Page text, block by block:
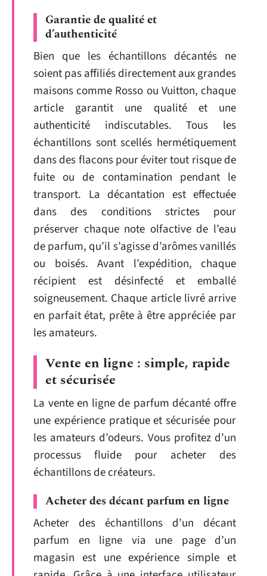
Garantie de qualité et
d’authenticité
Bien que les échantillons décantés ne
soient pas affiliés directement aux grandes
maisons comme Rosso ou Vuitton, chaque
article garantit une qualité et une
authenticité indiscutables. Tous les
échantillons sont scellés hermétiquement
dans des flacons pour éviter tout risque de
fuite ou de contamination pendant le
transport. La décantation est effectuée
dans des conditions strictes pour
préserver chaque note olfactive de l’eau
de parfum, qu’il s’agisse d’arômes vanillés
ou boisés. Avant l’expédition, chaque
récipient est désinfecté et emballé
soigneusement. Chaque article livré arrive
en parfait état, prête à être appréciée par
les amateurs.
Vente en ligne : simple, rapide
et sécurisée
La vente en ligne de parfum décanté offre
une expérience pratique et sécurisée pour
les amateurs d’odeurs. Vous profitez d’un
processus fluide pour acheter des
échantillons de créateurs.
Acheter des décant parfum en ligne
Acheter des échantillons d’un décant
parfum en ligne via une page d’un
magasin est une expérience simple et